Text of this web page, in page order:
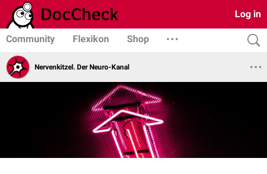
Log in
Community Flexikon Shop
Nervenkitzel. Der Neuro-Kanal